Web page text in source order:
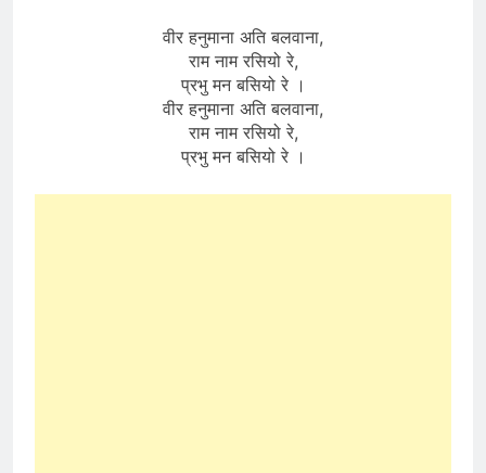
वीर हनुमाना अति बलवाना,
राम नाम रसियो रे,
प्रभु मन बसियो रे ।
वीर हनुमाना अति बलवाना,
राम नाम रसियो रे,
प्रभु मन बसियो रे ।